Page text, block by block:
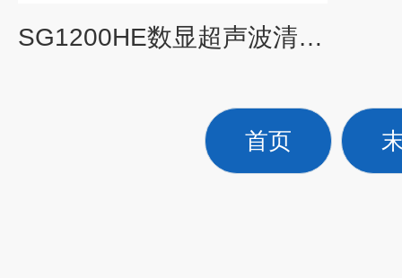
SG1200HE数显超声波清洗器
首页